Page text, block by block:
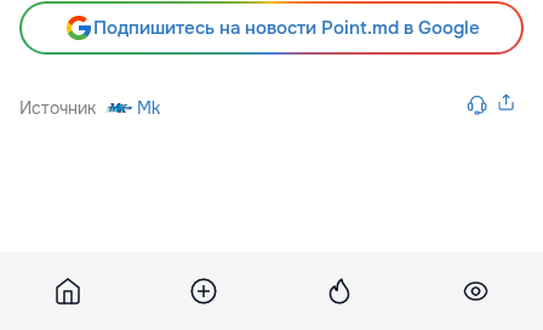
Подпишитесь на новости Point.md в Google
Источник Mk